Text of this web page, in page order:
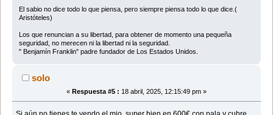
El sabio no dice todo lo que piensa, pero siempre piensa todo lo que dice.(
Aristóteles)
Los que renuncian a su libertad, para obtener de momento una pequeña
seguridad, no merecen ni la libertad ni la seguridad.
" Benjamín Franklin" padre fundador de Los Estados Unidos.
solo
« Respuesta #5 : 18 abril, 2025, 12:15:49 pm »